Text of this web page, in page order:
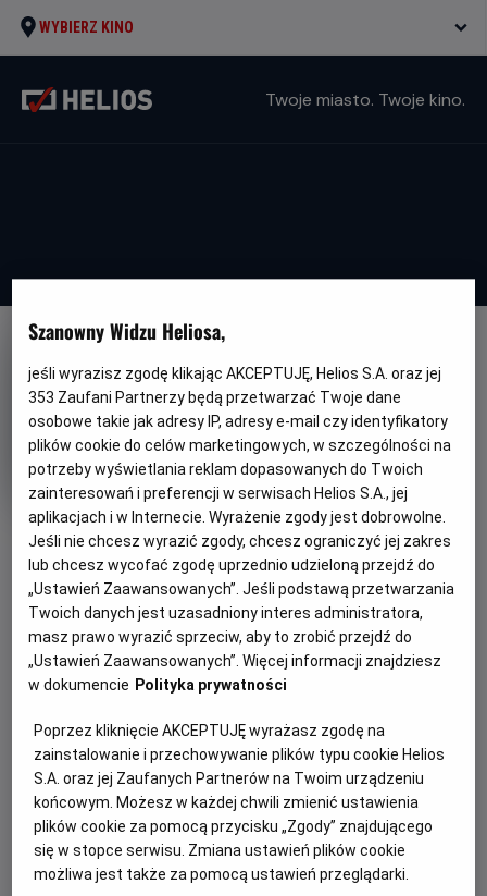
WYBIERZ KINO
Twoje miasto. Twoje kino.
Król Lew
Oryginalny
tytuł
The Lion King Gatunek
Przygodowy
Minimalny
wiek
Od 7 lat
Czas
trwania
118 min
Kraj
i
rok
produkcji
USA
PREMIERA
17 lipca 2020
Jon Favreau
SCENARIUSZ
Jeff Nathanson
OBSADA
Zborowski, Danuta Stenka, Maciej Stuhr
WIĘCEJ SZCZEGÓŁÓW
WYBIERZ SWOJE KINO
ABY ZOBACZYĆ GODZINY SEANSÓW
Helios
Białystok-
Helios Alfa
Białystok-
Helios Biała
Białystok
-Helios Jurowiecka
Bielsko-Biała-
Helios
Bydgoszcz-
Helios
Dąbrowa Górnicza-
Helios
Gdańsk-
Helios Forum
Gdańsk-
Helios Metropolia
Szanowny Widzu Heliosa,
jeśli wyrazisz zgodę klikając AKCEPTUJĘ, Helios S.A. oraz jej
353 Zaufani Partnerzy będą przetwarzać Twoje dane
osobowe takie jak adresy IP, adresy e-mail czy identyfikatory
plików cookie do celów marketingowych, w szczególności na
potrzeby wyświetlania reklam dopasowanych do Twoich
zainteresowań i preferencji w serwisach Helios S.A., jej
aplikacjach i w Internecie. Wyrażenie zgody jest dobrowolne.
Jeśli nie chcesz wyrazić zgody, chcesz ograniczyć jej zakres
lub chcesz wycofać zgodę uprzednio udzieloną przejdź do
„Ustawień Zaawansowanych”. Jeśli podstawą przetwarzania
Twoich danych jest uzasadniony interes administratora,
masz prawo wyrazić sprzeciw, aby to zrobić przejdź do
„Ustawień Zaawansowanych”. Więcej informacji znajdziesz
w dokumencie Polityka prywatności
Poprzez kliknięcie AKCEPTUJĘ wyrażasz zgodę na
zainstalowanie i przechowywanie plików typu cookie Helios
S.A. oraz jej Zaufanych Partnerów na Twoim urządzeniu
końcowym. Możesz w każdej chwili zmienić ustawienia
plików cookie za pomocą przycisku „Zgody” znajdującego
się w stopce serwisu. Zmiana ustawień plików cookie
możliwa jest także za pomocą ustawień przeglądarki.